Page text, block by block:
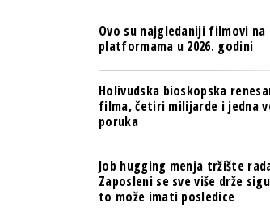
Ovo su najgledaniji filmovi
platformama u 2026. godini
Holivudska bioskopska
filma, četiri milijarde i jedna
poruka
Job hugging menja tržište
Zaposleni se sve više drže
to može imati posledice